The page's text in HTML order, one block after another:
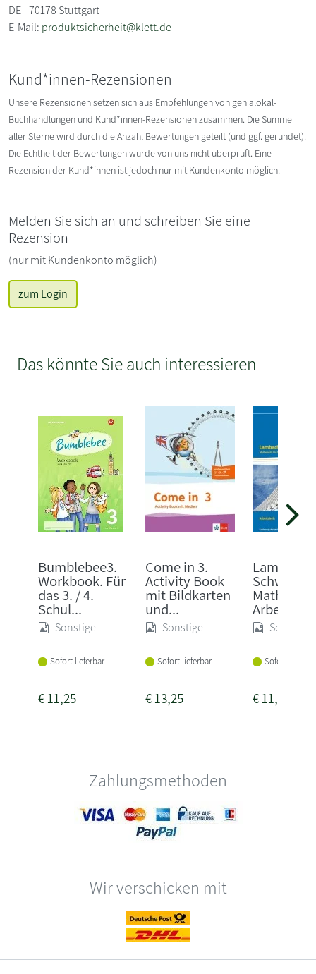
DE - 70178 Stuttgart
E-Mail: produktsicherheit@klett.de
Kund*innen-Rezensionen
Unsere Rezensionen setzen sich aus Empfehlungen von genialokal-
Buchhandlungen und Kund*innen-Rezensionen zusammen. Die Summe
aller Sterne wird durch die Anzahl Bewertungen geteilt (und ggf. gerundet).
Die Echtheit der Bewertungen wurde von uns nicht überprüft. Eine
Rezension der Kund*innen ist jedoch nur mit Kundenkonto möglich.
Melden Sie sich an und schreiben Sie eine
Rezension
(nur mit Kundenkonto möglich)
zum Login
Das könnte Sie auch interessieren
Bumblebee3.
Workbook. Für
das 3. / 4.
Schul...
Sonstige
Sofort lieferbar
€11,25
Come in 3.
Activity Book
mit Bildkarten
und...
Sonstige
Sofort lieferbar
€13,25
Schweizer
Sonstige
Sofort
€11,25
Zahlungsmethoden
Wir verschicken mit